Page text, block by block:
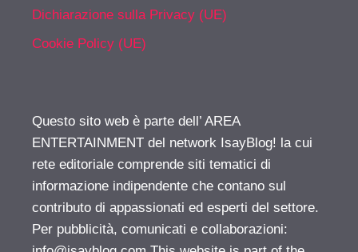
Dichiarazione sulla Privacy (UE)
Cookie Policy (UE)
Questo sito web è parte dell’ AREA
ENTERTAINMENT del network IsayBlog! la cui
rete editoriale comprende siti tematici di
informazione indipendente che contano sul
contributo di appassionati ed esperti del settore.
Per pubblicità, comunicati e collaborazioni: